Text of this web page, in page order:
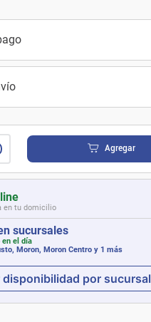
Agregar
en tu domicilio
sucursales
en el día
Moron, Moron Centro y 1 más
disponibilidad por sucursal